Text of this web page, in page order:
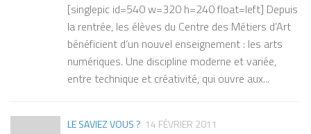
[singlepic id=540 w=320 h=240 float=left] Depuis
la rentrée, les élèves du Centre des Métiers d’Art
bénéficient d’un nouvel enseignement : les arts
numériques. Une discipline moderne et variée,
entre technique et créativité, qui ouvre aux...
LE SAVIEZ VOUS ? 14 FÉVRIER 2011